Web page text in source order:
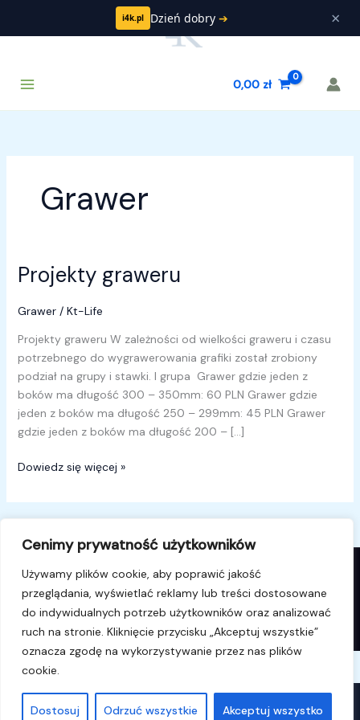
Cenimy prywatność użytkowników
Używamy plików cookie, aby poprawić jakość
przeglądania, wyświetlać reklamy lub treści dostosowane
do indywidualnych potrzeb użytkowników oraz analizować
ruch na stronie. Kliknięcie przycisku „Akceptuj wszystkie”
oznacza zgodę na wykorzystywanie przez nas plików
cookie.
Dostosuj Odrzuć wszystkie Akceptuj wszystko
0,00 zł
Grawer
Projekty graweru
Grawer/ Kt-Life
Projekty graweru W zależności od wielkości graweru i czasu
potrzebnego do wygrawerowania grafiki został zrobiony
podział na grupy i stawki. I grupa Grawer gdzie jeden z
boków ma długość 300 – 350mm: 60 PLN Grawer gdzie
jeden z boków ma długość 250 – 299mm: 45 PLN Grawer
gdzie jeden z boków ma długość 200 – […]
Projekty
graweru
Dowiedz się więcej »
© 2026 i4k.pl. Powered by i4k.pl.
i4k.pl Dzień dobry ➔ ×